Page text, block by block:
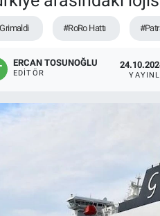
#RoRo Hattı
ERCAN TOSUNOĞLU
EDITÖR